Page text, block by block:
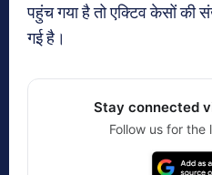
पहुंच गया है तो एक्टिव केसों की
गई है।
Stay connected
Follow us for the